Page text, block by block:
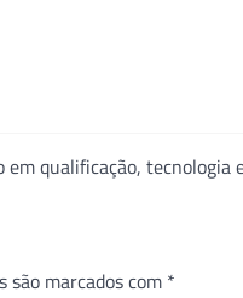
em qualificação,
são marcados com *